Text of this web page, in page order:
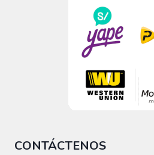
CONTÁCTENOS